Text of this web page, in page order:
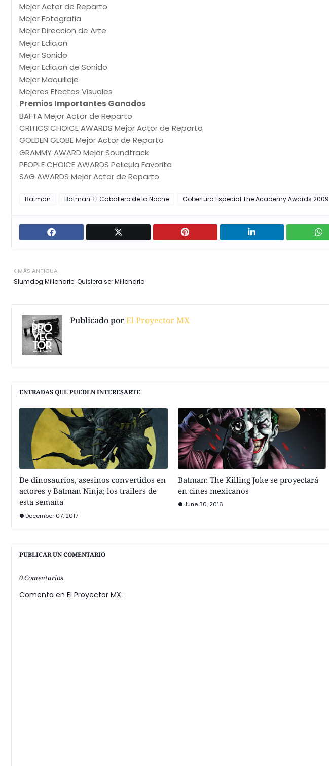
Mejor Actor de Reparto
Mejor Fotografia
Mejor Direccion de Arte
Mejor Edicion
Mejor Sonido
Mejor Edicion de Sonido
Mejor Maquillaje
Mejores Efectos Visuales
Premios Importantes Ganados
BAFTA Mejor Actor de Reparto
CRITICS CHOICE AWARDS Mejor Actor de Reparto
GOLDEN GLOBE Mejor Actor de Reparto
GRAMMY AWARD Mejor Soundtrack
PEOPLE CHOICE AWARDS Pelicula Favorita
SAG AWARDS Mejor Actor de Reparto
Batman Batman: El Caballero de la Noche Cobertura Especial The Academy Awards 2009
MÁS ANTIGUA
Slumdog Millonarie: Quisiera ser Millonario
Publicado porEl Proyector MX
ENTRADAS QUE PUEDEN INTERESARTE
De dinosaurios, asesinos convertidos en
actores y Batman Ninja; los trailers de
esta semana
December 07, 2017
Batman: The Killing Joke se proyectará
en cines mexicanos
June 30, 2016
PUBLICAR UN COMENTARIO
0 Comentarios
Comenta en El Proyector MX: